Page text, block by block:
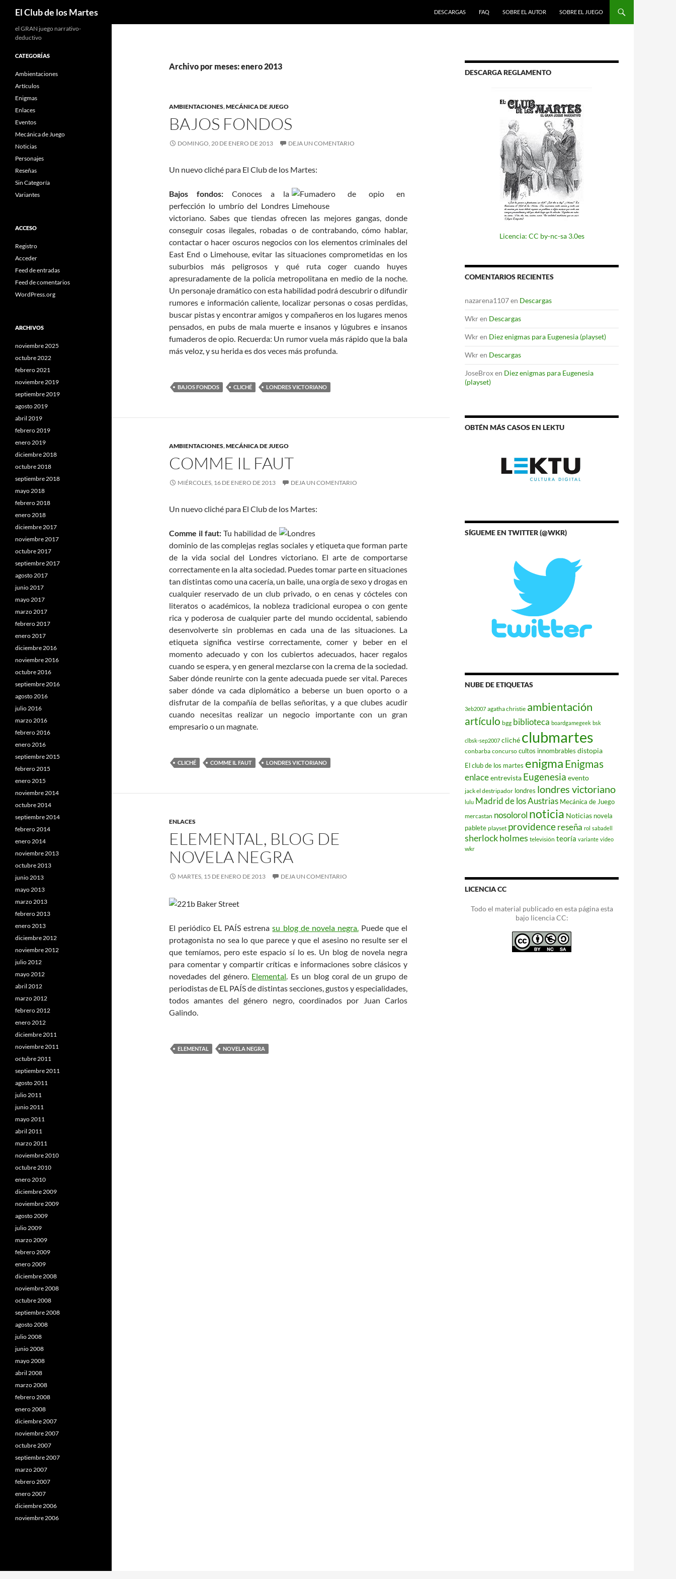
El Club de los Martes
DESCARGAS
FAQ SOBRE EL AUTOR SOBRE EL JUEGO
Archivo por meses: enero 2013
AMBIENTACIONES,MECÁNICA DE JUEGO
BAJOS FONDOS
DOMINGO, 20 DE ENERO DE 2013 DEJA UN COMENTARIO
Un nuevo cliché para El Club de los Martes:
Bajos fondos: Conoces a la
perfección lo umbrío del Londres
victoriano. Sabes que tiendas ofrecen las mejores gangas, donde
conseguir cosas ilegales, robadas o de contrabando, cómo hablar,
contactar o hacer oscuros negocios con los elementos criminales del
East End o Limehouse, evitar las situaciones comprometidas en los
suburbios más peligrosos y qué ruta coger cuando huyes
apresuradamente de la policía metropolitana en medio de la noche.
Un personaje dramático con esta habilidad podrá descubrir o difundir
rumores e información caliente, localizar personas o cosas perdidas,
buscar pistas y encontrar amigos y compañeros en los lugares menos
pensados, en pubs de mala muerte e insanos y lúgubres e insanos
fumaderos de opio. Recuerda: Un rumor vuela más rápido que la bala
más veloz, y su herida es dos veces más profunda.
BAJOS FONDOS CLICHÉ LONDRES VICTORIANO
AMBIENTACIONES,MECÁNICA DE JUEGO
COMME IL FAUT
MIÉRCOLES, 16 DE ENERO DE 2013 DEJA UN COMENTARIO
Un nuevo cliché para El Club de los Martes:
Comme il faut: Tu habilidad de
dominio de las complejas reglas sociales y etiqueta que forman parte
de la vida social del Londres victoriano. El arte de comportarse
correctamente en la alta sociedad. Puedes tomar parte en situaciones
tan distintas como una cacería, un baile, una orgía de sexo y drogas en
cualquier reservado de un club privado, o en cenas y cócteles con
literatos o académicos, la nobleza tradicional europea o con gente
rica y poderosa de cualquier parte del mundo occidental, sabiendo
desenvolverte sin problemas en cada una de las situaciones. La
etiqueta significa vestirse correctamente, comer y beber en el
momento adecuado y con los cubiertos adecuados, hacer regalos
cuando se espera, y en general mezclarse con la crema de la sociedad.
Saber dónde reunirte con la gente adecuada puede ser vital. Pareces
saber dónde va cada diplomático a beberse un buen oporto o a
disfrutar de la compañía de bellas señoritas, y a que clubes acudir
cuando necesitas realizar un negocio importante con un gran
empresario o un magnate.
CLICHÉ COMME IL FAUT LONDRES VICTORIANO
ENLACES
ELEMENTAL, BLOG DE
NOVELA NEGRA
MARTES, 15 DE ENERO DE 2013 DEJA UN COMENTARIO
El periódico EL PAÍS estrenasu blog de novela negra.Puede que el
protagonista no sea lo que parece y que el asesino no resulte ser el
que temíamos, pero este espacio sí lo es. Un blog de novela negra
para comentar y compartir críticas e informaciones sobre clásicos y
novedades del género. Elemental. Es un blog coral de un grupo de
periodistas de EL PAÍS de distintas secciones, gustos y especialidades,
todos amantes del género negro, coordinados por Juan Carlos
Galindo.
ELEMENTAL NOVELA NEGRA
DESCARGA REGLAMENTO
Licencia: CC by-nc-sa 3.0es
COMENTARIOS RECIENTES
nazarena1107en Descargas
Wkren Descargas
Wkren Diez enigmas para Eugenesia (playset)
Wkren Descargas
JoseBroxen Diez enigmas para Eugenesia
(playset)
OBTÉN MÁS CASOS EN LEKTU
SÍGUEME EN TWITTER (@WKR)
NUBE DE ETIQUETAS
3eb2007 agatha christie ambientación
artículo bgg biblioteca boardgamegeek bsk
clbsk-sep2007 cliché clubmartes
conbarba concurso cultos innombrables distopia
El club de los martes enigma Enigmas
enlaceentrevista Eugenesia evento
jack el destripador londres londres victoriano
lulu Madrid de los Austrias Mecánica de Juego
mercastan nosolorol noticia Noticias novela
pablete playset providencereseña rol sabadell
sherlock holmes televisión teoría variante video
wkr
LICENCIA CC
Todo el material publicado en esta página esta
bajo licencia CC:
el GRAN juego narrativo-
deductivo
CATEGORÍAS
Ambientaciones
Artículos
Enigmas
Enlaces
Eventos
Mecánica de Juego
Noticias
Personajes
Reseñas
Sin Categoría
Variantes
ACCESO
Registro
Acceder
Feed de entradas
Feed de comentarios
WordPress.org
ARCHIVOS
noviembre 2025
octubre 2022
febrero 2021
noviembre 2019
septiembre 2019
agosto 2019
abril 2019
febrero 2019
enero 2019
diciembre 2018
octubre 2018
septiembre 2018
mayo 2018
febrero 2018
enero 2018
diciembre 2017
noviembre 2017
octubre 2017
septiembre 2017
agosto 2017
junio 2017
mayo 2017
marzo 2017
febrero 2017
enero 2017
diciembre 2016
noviembre 2016
octubre 2016
septiembre 2016
agosto 2016
julio 2016
marzo 2016
febrero 2016
enero 2016
septiembre 2015
febrero 2015
enero 2015
noviembre 2014
octubre 2014
septiembre 2014
febrero 2014
enero 2014
noviembre 2013
octubre 2013
junio 2013
mayo 2013
marzo 2013
febrero 2013
enero 2013
diciembre 2012
noviembre 2012
julio 2012
mayo 2012
abril 2012
marzo 2012
febrero 2012
enero 2012
diciembre 2011
noviembre 2011
octubre 2011
septiembre 2011
agosto 2011
julio 2011
junio 2011
mayo 2011
abril 2011
marzo 2011
noviembre 2010
octubre 2010
enero 2010
diciembre 2009
noviembre 2009
agosto 2009
julio 2009
marzo 2009
febrero 2009
enero 2009
diciembre 2008
noviembre 2008
octubre 2008
septiembre 2008
agosto 2008
julio 2008
junio 2008
mayo 2008
abril 2008
marzo 2008
febrero 2008
enero 2008
diciembre 2007
noviembre 2007
octubre 2007
septiembre 2007
marzo 2007
febrero 2007
enero 2007
diciembre 2006
noviembre 2006